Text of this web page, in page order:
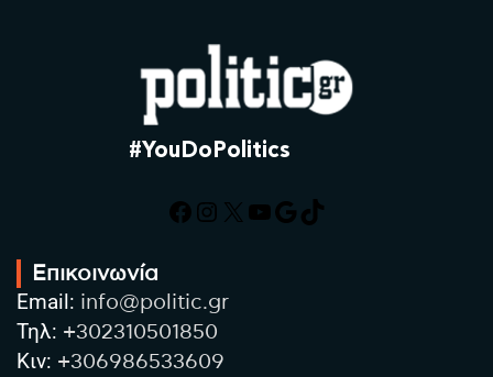
#YouDoPolitics
Facebook
Instagram
X YouTube
Google
TikTok
Επικοινωνία
Email: info@politic.gr
Τηλ: +302310501850
Κιν: +306986533609